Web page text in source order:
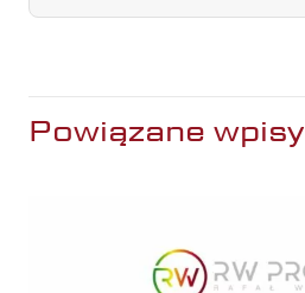
Powiązane wpisy